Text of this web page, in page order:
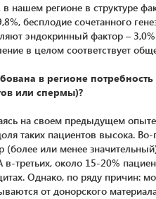
нашем регионе в структуре
бесплодие сочетанного
эндокринный фактор –
в целом соответствует
в регионе
или спермы)?
на своем предыдущем опыте
таких пациентов высока.
или менее
третьих, около 15-20%
Однако, по ряду причин:
от донорского